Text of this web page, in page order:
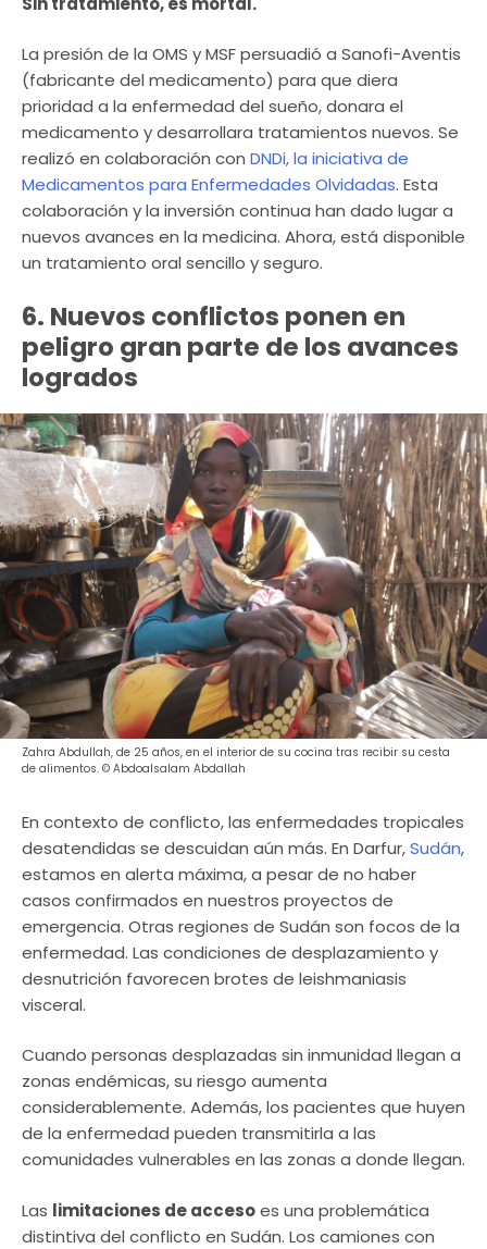
La presión de la OMS y MSF persuadió a Sanofi-Aventis
(fabricante del medicamento) para que diera
prioridad a la enfermedad del sueño, donara el
medicamento y desarrollara tratamientos nuevos. Se
realizó en colaboración con DNDi, la iniciativa de
Medicamentos para Enfermedades Olvidadas. Esta
colaboración y la inversión continua han dado lugar a
nuevos avances en la medicina. Ahora, está disponible
un tratamiento oral sencillo y seguro.
6. Nuevos conflictos ponen en
peligro gran parte de los avances
logrados
Zahra Abdullah, de 25 años, en el interior de su cocina tras recibir su cesta
de alimentos. © Abdoalsalam Abdallah
En contexto de conflicto, las enfermedades tropicales
desatendidas se descuidan aún más. En Darfur,Sudán,
estamos en alerta máxima, a pesar de no haber
casos confirmados en nuestros proyectos de
emergencia. Otras regiones de Sudán son focos de la
enfermedad. Las condiciones de desplazamiento y
desnutrición favorecen brotes de leishmaniasis
visceral.
Cuando personas desplazadas sin inmunidad llegan a
zonas endémicas, su riesgo aumenta
considerablemente. Además, los pacientes que huyen
de la enfermedad pueden transmitirla a las
comunidades vulnerables en las zonas a donde llegan.
Las limitaciones de accesoes una problemática
distintiva del conflicto en Sudán. Los camiones con